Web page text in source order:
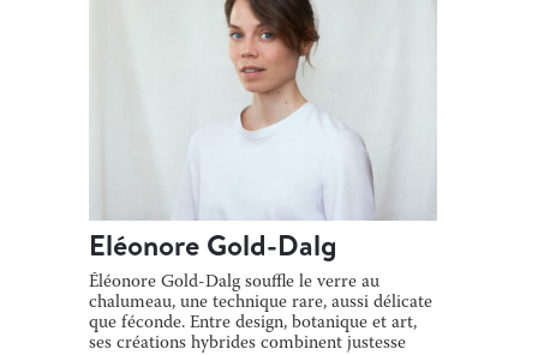
Eléonore Gold-Dalg
Éléonore Gold-Dalg souffle le verre au
chalumeau, une technique rare, aussi délicate
que féconde. Entre design, botanique et art,
ses créations hybrides combinent justesse